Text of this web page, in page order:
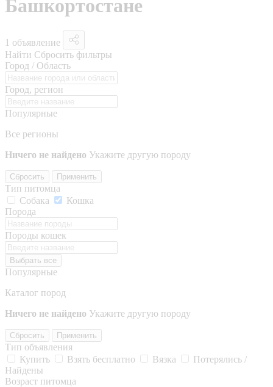
Башкортостане
1 объявление
Найти Сбросить фильтры
Город / Область
Город, регион
Популярные
Все регионы
Ничего не найдено Укажите другую породу
Сбросить Применить
Тип питомца
Собака
Кошка
Порода
Породы кошек
Выбрать все
Популярные
Каталог пород
Ничего не найдено Укажите другую породу
Сбросить Применить
Тип объявления
Купить
Взять бесплатно Вязка
Потерялись /
Найдены
Возраст питомца